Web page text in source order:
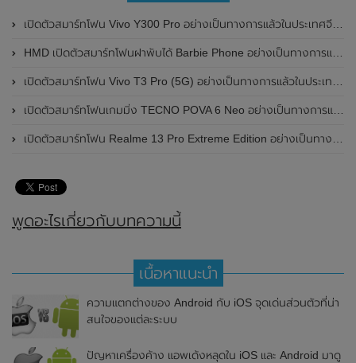
เปิดตัวสมาร์ทโฟน Vivo Y300 Pro อย่างเป็นทางการแล้วในประเทศจีน มาพร้อมดีไซน์พรีเมี่ยม ทนทาน และแบตเตอรี่สุดอึดขนาดใหญ่ 6,500mAh พร้อมรองรับการชาร์จไว 80W
HMD เปิดตัวสมาร์ทโฟนฝาพับได้ Barbie Phone อย่างเป็นทางการแล้ว มาพร้อมธีมสีชมพูสดใส
เปิดตัวสมาร์ทโฟน Vivo T3 Pro (5G) อย่างเป็นทางการแล้วในประเทศอินเดีย
เปิดตัวสมาร์ทโฟนเกมมิ่ง TECNO POVA 6 Neo อย่างเป็นทางการแล้วในประเทศไทย ในราคา 8,499 บาท
เปิดตัวสมาร์ทโฟน Realme 13 Pro Extreme Edition อย่างเป็นทางการแล้วในประเทศจีน
พูดอะไรเกี่ยวกับบทความนี้
เนื้อหาแนะนำ
ความแตกต่างของ Android กับ iOS จุดเด่นส่วนตัวที่น่า
สนใจของแต่ละระบบ
ปัญหาเครื่องค้าง แอพเด้งหลุดใน iOS และ Android มาดู